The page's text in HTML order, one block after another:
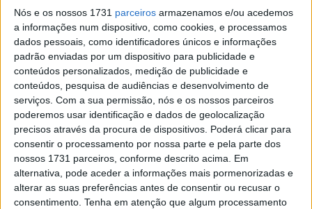
Nós e os nossos 1731 parceiros armazenamos e/ou acedemos
a informações num dispositivo, como cookies, e processamos
dados pessoais, como identificadores únicos e informações
padrão enviadas por um dispositivo para publicidade e
conteúdos personalizados, medição de publicidade e
conteúdos, pesquisa de audiências e desenvolvimento de
serviços. Com a sua permissão, nós e os nossos parceiros
poderemos usar identificação e dados de geolocalização
precisos através da procura de dispositivos. Poderá clicar para
consentir o processamento por nossa parte e pela parte dos
nossos 1731 parceiros, conforme descrito acima. Em
alternativa, pode aceder a informações mais pormenorizadas e
alterar as suas preferências antes de consentir ou recusar o
consentimento. Tenha em atenção que algum processamento
Fotos Honda Leopard
Adrian Fernández daLeopard Racinglevou de vencida a
primeira sessão livre do GP do Japão, batendo com o seu
tempo de 1:55. 947 Angel Piqueras da Frinsa MT
Helmets MSI por 25 milésimas!